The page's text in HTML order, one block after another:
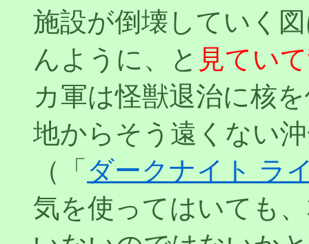
施設が倒壊していく
んように、と 見てい
カ軍は怪獣退治に核
地からそう遠くない
（「 ダークナイト ラ
気を使ってはいても